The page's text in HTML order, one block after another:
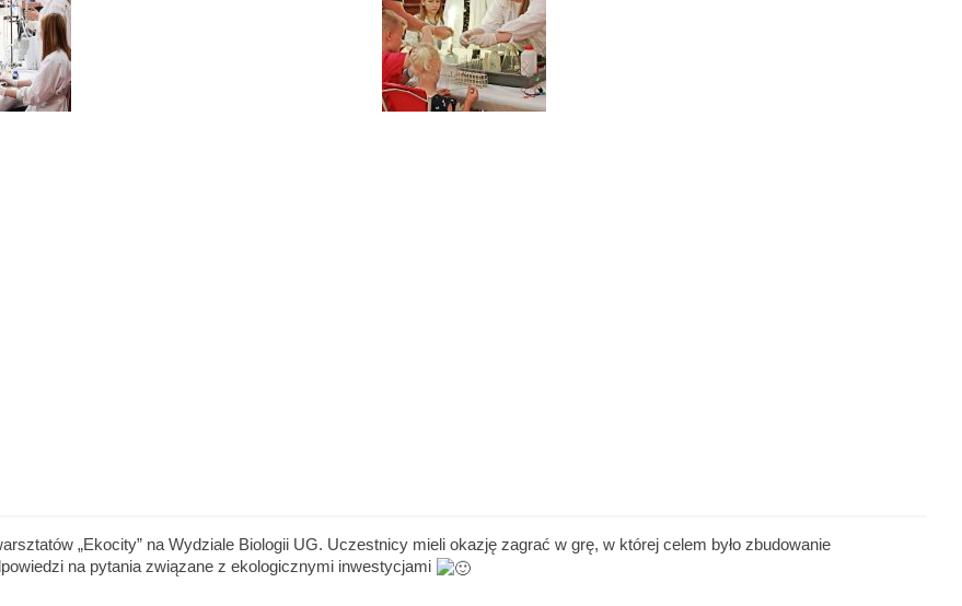
„Ekocity” na Wydziale Biologii UG. Uczestnicy mieli okazję zagrać w grę, w której celem było zbudowanie
na pytania związane z ekologicznymi inwestycjami